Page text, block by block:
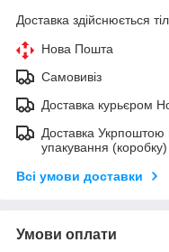
Доставка здійснюється
Нова Пошта
Самовивіз
Доставка курьєром
Доставка Укрпоштою
упакування (коробку)
Всі умови доставки
Умови оплати